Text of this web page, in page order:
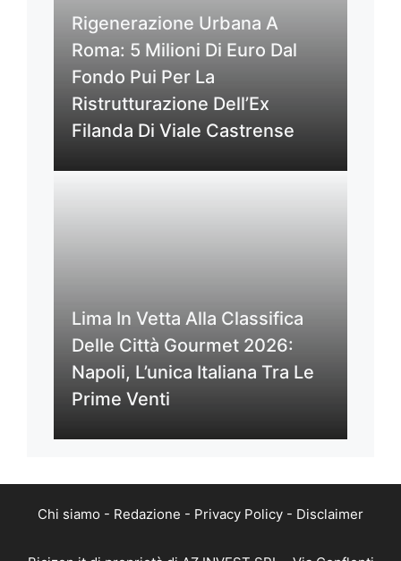
Rigenerazione Urbana A
Roma: 5 Milioni Di Euro Dal
Fondo Pui Per La
Ristrutturazione Dell’Ex
Filanda Di Viale Castrense
Lima In Vetta Alla Classifica
Delle Città Gourmet 2026:
Napoli, L’unica Italiana Tra Le
Prime Venti
Chi siamo - Redazione - Privacy Policy - Disclaimer